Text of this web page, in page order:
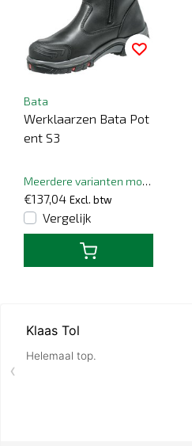
Bata
Werklaarzen Bata Pot
ent S3
Meerdere varianten mogelijk
€137,04 Excl. btw
Vergelijk